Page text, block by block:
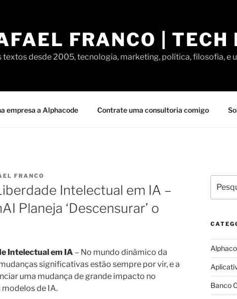
FRANCO | TECH
textos desde 2005, tecnologia, marketing, política, filosofia, e
empresa a Alphacode Contrate uma consultoria comigo
FRANCO
Intelectual em IA –
Planeja ‘Descensurar’ o
Intelectual em IA – No mundo dinâmico da
significativas estão sempre por vir, e a
uma mudança de grande impacto no
de IA.
por:
Banco